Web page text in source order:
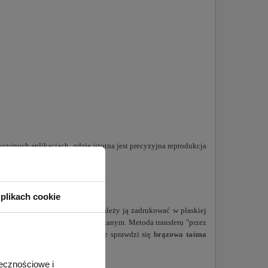
aplikacjach, gdzie istotna jest precyzyjna reprodukcja
o wysokiej rozdzielczości. Należy ją zadrukować w płaskiej
powinien być w odbiciu lustrzanym. Metoda transferu "przez
podczas transferu. Doskonale sprawdzi siębrązowa taśma
cookie
i